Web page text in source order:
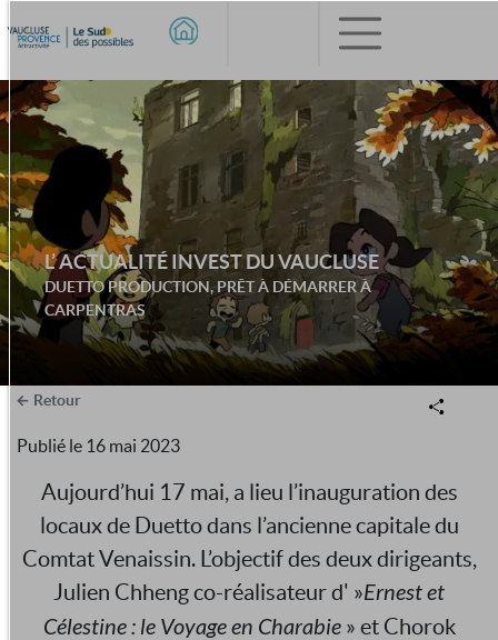
L’ ACTUALITÉ INVEST DU VAUCLUSE
DUETTO PRODUCTION, PRÊT À DÉMARRER À
CARPENTRAS
Retour
Publié le 16 mai 2023
Aujourd’hui 17 mai, a lieu l’inauguration des
locaux de Duetto dans l’ancienne capitale du
Comtat Venaissin. L’objectif des deux dirigeants,
Julien Chheng co-réalisateur d' »Ernest et
Célestine : le Voyage en Charabie» et Chorok